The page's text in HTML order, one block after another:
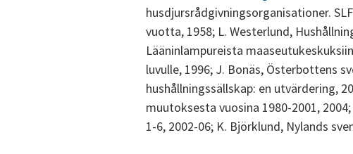
husdjursrådgivningsorganisationer.
vuotta, 1958; L. Westerlund,
Lääninlampureista
luvulle, 1996; J. Bonäs, Österbottens
hushållningssällskap: en utvärdering,
muutoksesta vuosina 1980-2001,
1-6, 2002-06; K. Björklund, Nylands